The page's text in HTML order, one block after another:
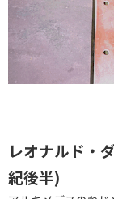
レオナルド・
紀後半)